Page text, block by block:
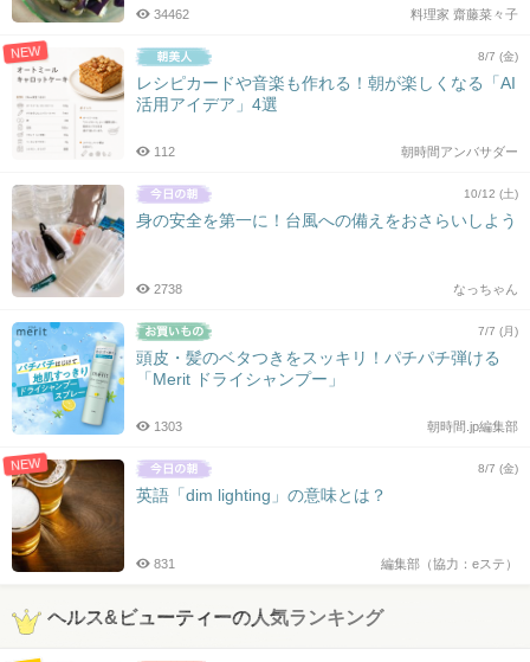
料理家 齋藤菜々子
34462
NEW 8/7 (金)
レシピカードや音楽も作れる！朝が楽しくなる「AI
活用アイデア」4選
朝時間アンバサダー
112
10/12 (土)
身の安全を第一に！台風への備えをおさらいしよう
なっちゃん
2738
7/7 (月)
頭皮・髪のベタつきをスッキリ！パチパチ弾ける
「Merit ドライシャンプー」
朝時間.jp編集部
1303
NEW 8/7 (金)
英語「dim lighting」の意味とは？
編集部（協力：eステ）
831
ヘルス&ビューティーの人気ランキング